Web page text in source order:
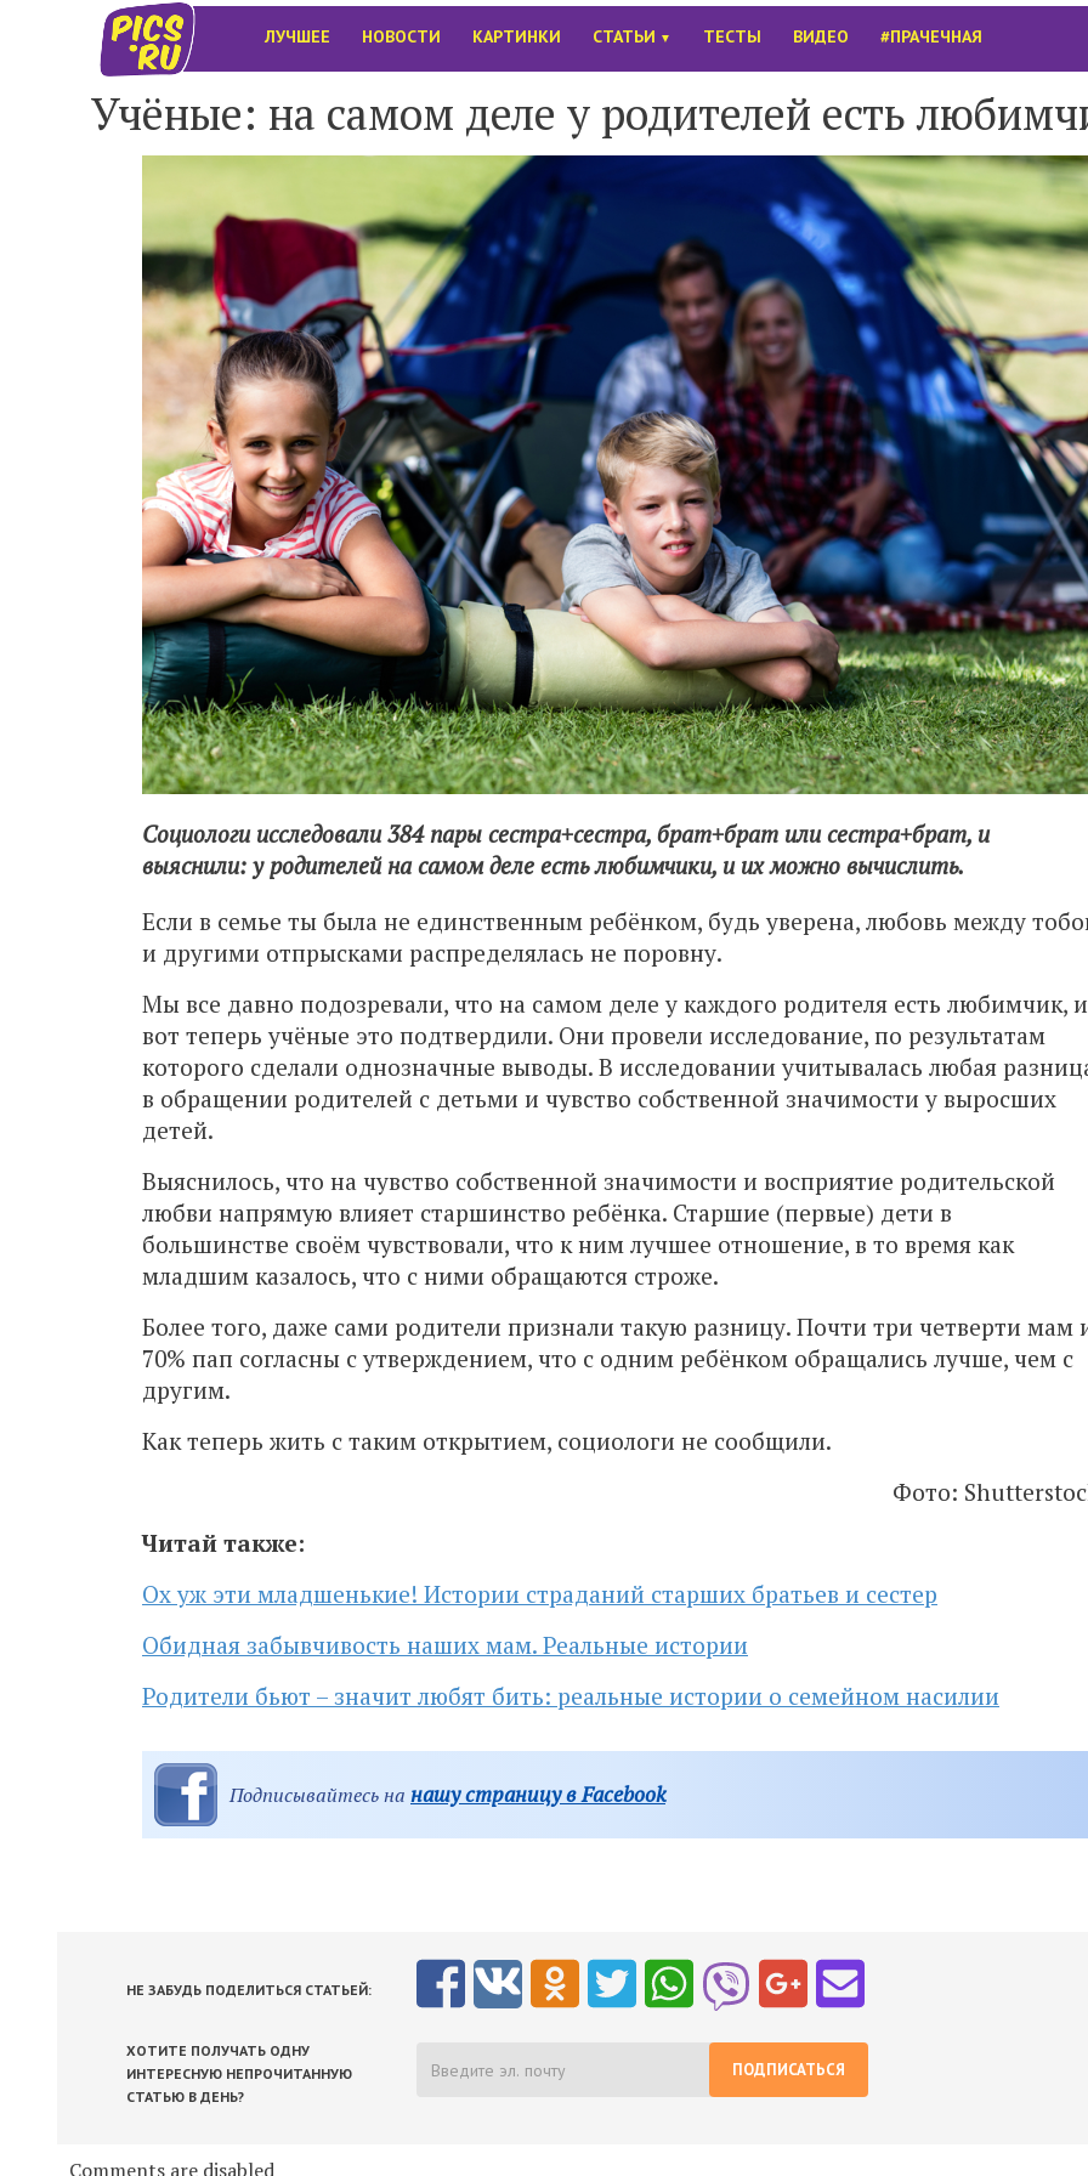
ЛУЧШЕЕ НОВОСТИ КАРТИНКИ СТАТЬИ ▼ ТЕСТЫ ВИДЕО #ПРАЧЕЧНАЯ
Учёные: на самом деле у родителей есть
Социологи исследовали 384 пары сестра+сестра, брат+брат или сестра+брат, и
выяснили: у родителей на самом деле есть любимчики, и их можно вычислить.
Если в семье ты была не единственным ребёнком, будь уверена, любовь между
и другими отпрысками распределялась не поровну.
Мы все давно подозревали, что на самом деле у каждого родителя есть любимчик, и
вот теперь учёные это подтвердили. Они провели исследование, по результатам
которого сделали однозначные выводы. В исследовании учитывалась любая
в обращении родителей с детьми и чувство собственной значимости у выросших
детей.
Выяснилось, что на чувство собственной значимости и восприятие родительской
любви напрямую влияет старшинство ребёнка. Старшие (первые) дети в
большинстве своём чувствовали, что к ним лучшее отношение, в то время как
младшим казалось, что с ними обращаются строже.
Более того, даже сами родители признали такую разницу. Почти три четверти мам
70% пап согласны с утверждением, что с одним ребёнком обращались лучше, чем с
другим.
Как теперь жить с таким открытием, социологи не сообщили.
Фото:
Читай также:
Ох уж эти младшенькие! Истории страданий старших братьев и сестер
Обидная забывчивость наших мам. Реальные истории
Родители бьют – значит любят бить: реальные истории о семейном насилии
Подписывайтесь на нашу страницу в Facebook
НЕ ЗАБУДЬ ПОДЕЛИТЬСЯ СТАТЬЕЙ:
ХОТИТЕ ПОЛУЧАТЬ ОДНУ
ИНТЕРЕСНУЮ НЕПРОЧИТАННУЮ
СТАТЬЮ В ДЕНЬ?
ПОДПИСАТЬСЯ
Comments are disabled